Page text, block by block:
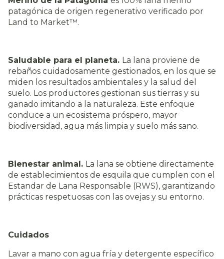
patagónica de origen regenerativo verificado por
Land to Market™.
Saludable para el planeta. La lana proviene de
rebaños cuidadosamente gestionados, en los que se
miden los resultados ambientales y la salud del
suelo. Los productores gestionan sus tierras y su
ganado imitando a la naturaleza. Este enfoque
conduce a un ecosistema próspero, mayor
biodiversidad, agua más limpia y suelo más sano.
Bienestar animal. La lana se obtiene directamente
de establecimientos de esquila que cumplen con el
Estandar de Lana Responsable (RWS), garantizando
prácticas respetuosas con las ovejas y su entorno.
Cuidados
Lavar a mano con agua fría y detergente específico